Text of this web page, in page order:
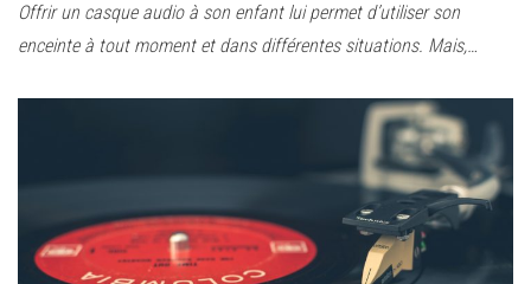
Offrir un casque audio à son enfant lui permet d’utiliser son
enceinte à tout moment et dans différentes situations. Mais,…